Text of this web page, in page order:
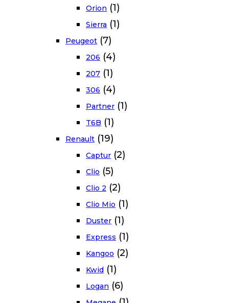
Orion (1)
Sierra (1)
Peugeot (7)
206 (4)
207 (1)
306 (4)
Partner (1)
T6B (1)
Renault (19)
Captur (2)
Clio (5)
Clio 2 (2)
Clio Mio (1)
Duster (1)
Express (1)
Kangoo (2)
Kwid (1)
Logan (6)